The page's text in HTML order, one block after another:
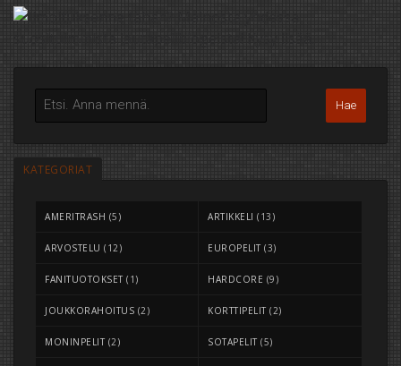
KATEGORIAT
AMERITRASH (5) ARTIKKELI (13)
ARVOSTELU (12) EUROPELIT (3)
FANITUOTOKSET (1) HARDCORE (9)
JOUKKORAHOITUS (2) KORTTIPELIT (2)
MONINPELIT (2) SOTAPELIT (5)